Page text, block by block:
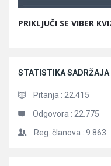
PRIKLJUČI SE VIBER
STATISTIKA SADRŽAJA
Pitanja : 22.415
Odgovora : 22.775
Reg. članova : 9.863